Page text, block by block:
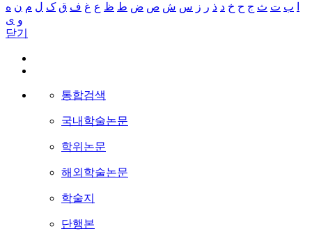
ب ت ث ج ح خ د ذ ر ز س ش ص ض ط ظ ع غ ف ق ک ل م ن ه
و ی
닫기
통합검색
국내학술논문
학위논문
해외학술논문
학술지
단행본